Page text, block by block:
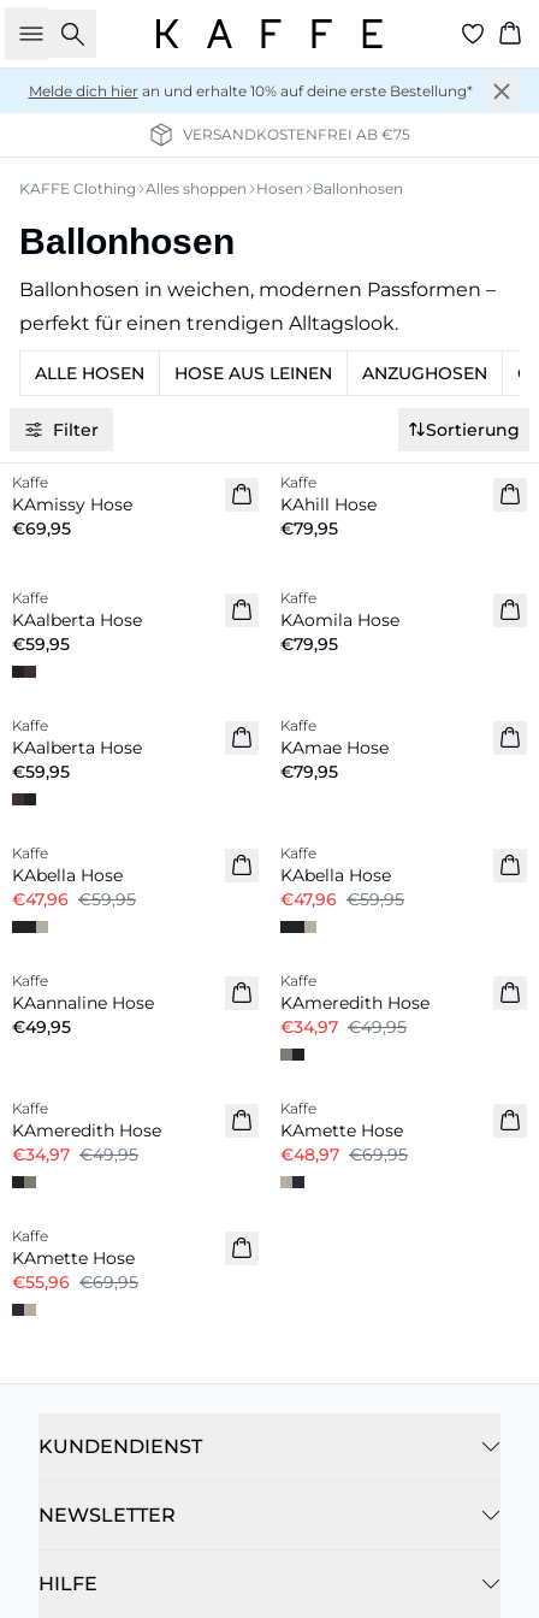
Suche
Melde dich hieran und erhalte 10% auf deine erste Bestellung*
VERSANDKOSTENFREI AB €75
KAFFE Clothing Alles shoppen Hosen Ballonhosen
Ballonhosen
Ballonhosen in weichen, modernen Passformen –
perfekt für einen trendigen Alltagslook.
ALLE HOSEN HOSE AUS LEINEN ANZUGHOSEN
Filter Sortierung
Neuheiten
Kaffe
KAmissy Hose
€69,95
Neuheiten
Kaffe
KAhill Hose
€79,95
Neuheiten
Kaffe
KAalberta Hose
€59,95
Neuheiten
Kaffe
KAomila Hose
€79,95
Neuheiten
Kaffe
KAalberta Hose
€59,95
Neuheiten
Kaffe
KAmae Hose
€79,95
-20%
Kaffe
KAbella Hose
€47,96 €59,95
Kaffe
KAbella Hose
€47,96 €59,95
Kaffe
KAannaline Hose
€49,95
-30%
Kaffe
KAmeredith Hose
€34,97 €49,95
Kaffe
KAmeredith Hose
€34,97 €49,95
-30%
Kaffe
KAmette Hose
€48,97 €69,95
-20%
Kaffe
KAmette Hose
€55,96 €69,95
KUNDENDIENST
NEWSLETTER
HILFE